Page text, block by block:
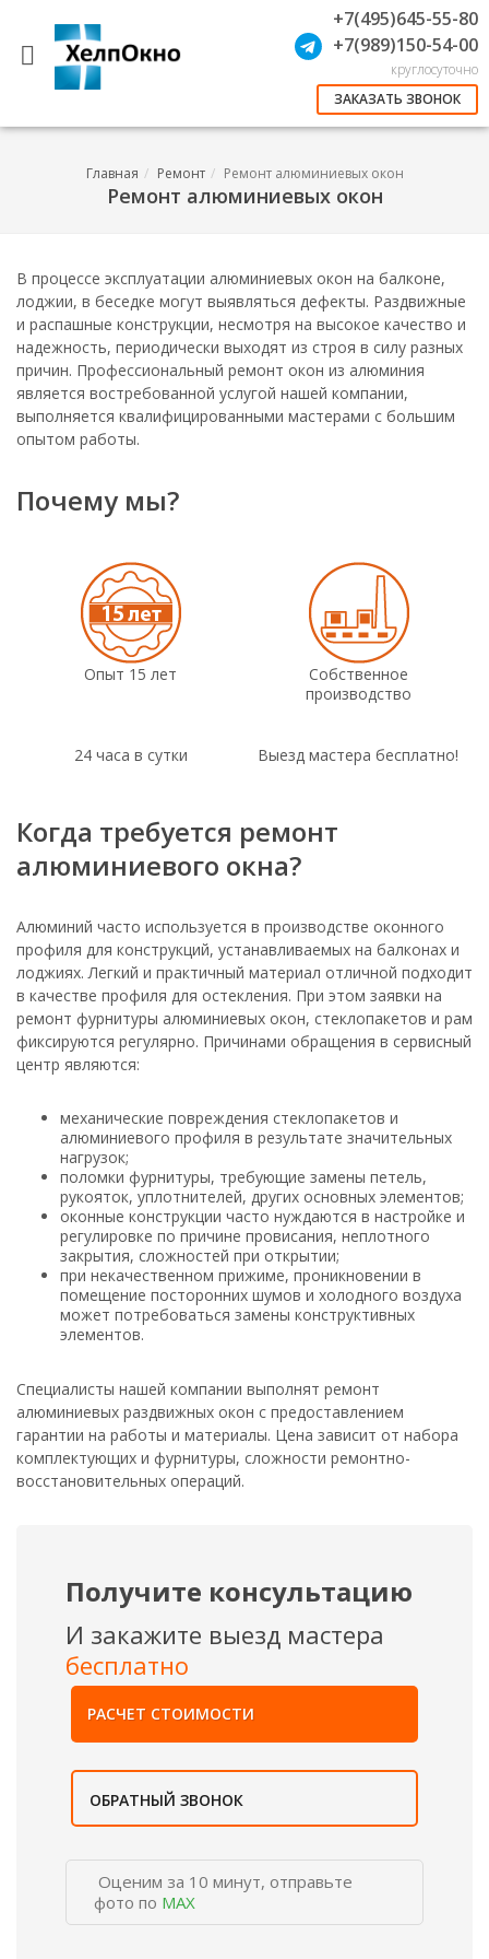
+7(495)645-55-80
+7(989)150-54-00
круглосуточно
ЗАКАЗАТЬ ЗВОНОК
Главная Ремонт Ремонт алюминиевых окон
Ремонт алюминиевых окон
В процессе эксплуатации алюминиевых окон на балконе,
лоджии, в беседке могут выявляться дефекты. Раздвижные
и распашные конструкции, несмотря на высокое качество и
надежность, периодически выходят из строя в силу разных
причин. Профессиональный ремонт окон из алюминия
является востребованной услугой нашей компании,
выполняется квалифицированными мастерами с большим
опытом работы.
Почему мы?
Опыт 15 лет
Собственное
производство
24 часа в сутки Выезд мастера бесплатно!
Когда требуется ремонт
алюминиевого окна?
Алюминий часто используется в производстве оконного
профиля для конструкций, устанавливаемых на балконах и
лоджиях. Легкий и практичный материал отличной подходит
в качестве профиля для остекления. При этом заявки на
ремонт фурнитуры алюминиевых окон, стеклопакетов и рам
фиксируются регулярно. Причинами обращения в сервисный
центр являются:
механические повреждения стеклопакетов и
алюминиевого профиля в результате значительных
нагрузок;
поломки фурнитуры, требующие замены петель,
рукояток, уплотнителей, других основных элементов;
оконные конструкции часто нуждаются в настройке и
регулировке по причине провисания, неплотного
закрытия, сложностей при открытии;
при некачественном прижиме, проникновении в
помещение посторонних шумов и холодного воздуха
может потребоваться замены конструктивных
элементов.
Специалисты нашей компании выполнят ремонт
алюминиевых раздвижных окон с предоставлением
гарантии на работы и материалы. Цена зависит от набора
комплектующих и фурнитуры, сложности ремонтно-
восстановительных операций.
Получите консультацию
И закажите выезд мастера
бесплатно
РАСЧЕТ СТОИМОСТИ
ОБРАТНЫЙ ЗВОНОК
Оценим за 10 минут, отправьте
фото по MAX